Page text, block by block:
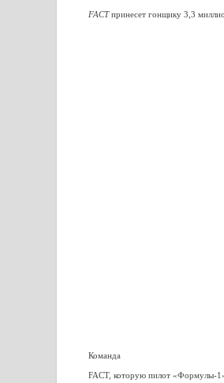
FACTпринесет гонщику 3,3
Команда
FACT, которую пилот «Формулы-